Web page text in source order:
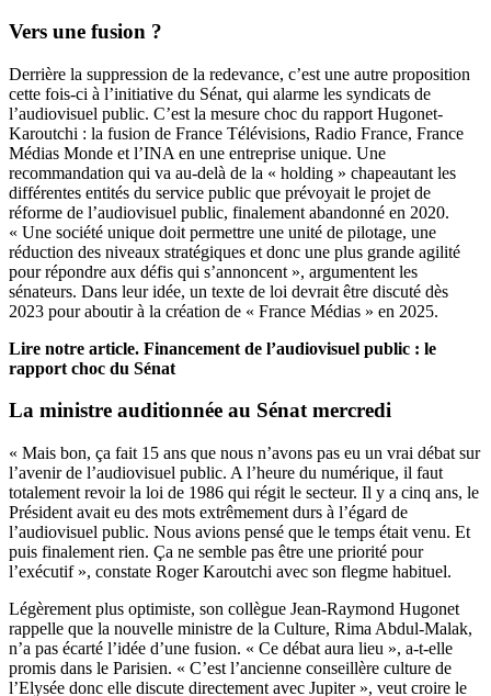
Vers une fusion ?
Derrière la suppression de la redevance, c’est une autre proposition
cette fois-ci à l’initiative du Sénat, qui alarme les syndicats de
l’audiovisuel public. C’est la mesure choc du rapport Hugonet-
Karoutchi : la fusion de France Télévisions, Radio France, France
Médias Monde et l’INA en une entreprise unique. Une
recommandation qui va au-delà de la « holding » chapeautant les
différentes entités du service public que prévoyait le projet de
réforme de l’audiovisuel public, finalement abandonné en 2020.
« Une société unique doit permettre une unité de pilotage, une
réduction des niveaux stratégiques et donc une plus grande agilité
pour répondre aux défis qui s’annoncent », argumentent les
sénateurs. Dans leur idée, un texte de loi devrait être discuté dès
2023 pour aboutir à la création de « France Médias » en 2025.
Lire notre article. Financement de l’audiovisuel public : le
rapport choc du Sénat
La ministre auditionnée au Sénat mercredi
« Mais bon, ça fait 15 ans que nous n’avons pas eu un vrai débat sur
l’avenir de l’audiovisuel public. A l’heure du numérique, il faut
totalement revoir la loi de 1986 qui régit le secteur. Il y a cinq ans, le
Président avait eu des mots extrêmement durs à l’égard de
l’audiovisuel public. Nous avions pensé que le temps était venu. Et
puis finalement rien. Ça ne semble pas être une priorité pour
l’exécutif », constate Roger Karoutchi avec son flegme habituel.
Légèrement plus optimiste, son collègue Jean-Raymond Hugonet
rappelle que la nouvelle ministre de la Culture, Rima Abdul-Malak,
n’a pas écarté l’idée d’une fusion. « Ce débat aura lieu », a-t-elle
promis dans le Parisien. « C’est l’ancienne conseillère culture de
l’Elysée donc elle discute directement avec Jupiter », veut croire le